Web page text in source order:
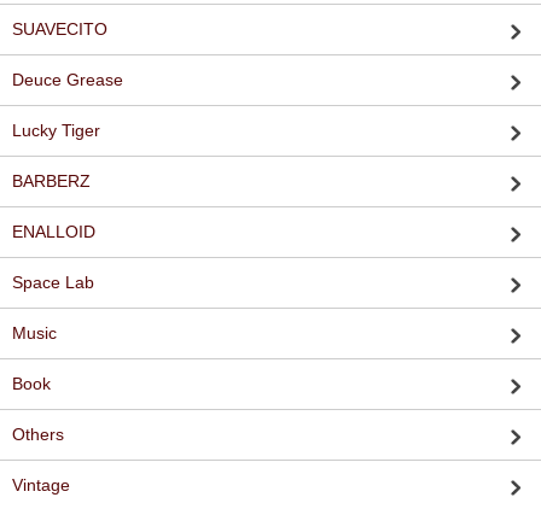
SUAVECITO
Deuce Grease
Lucky Tiger
BARBERZ
ENALLOID
Space Lab
Music
Book
Others
Vintage